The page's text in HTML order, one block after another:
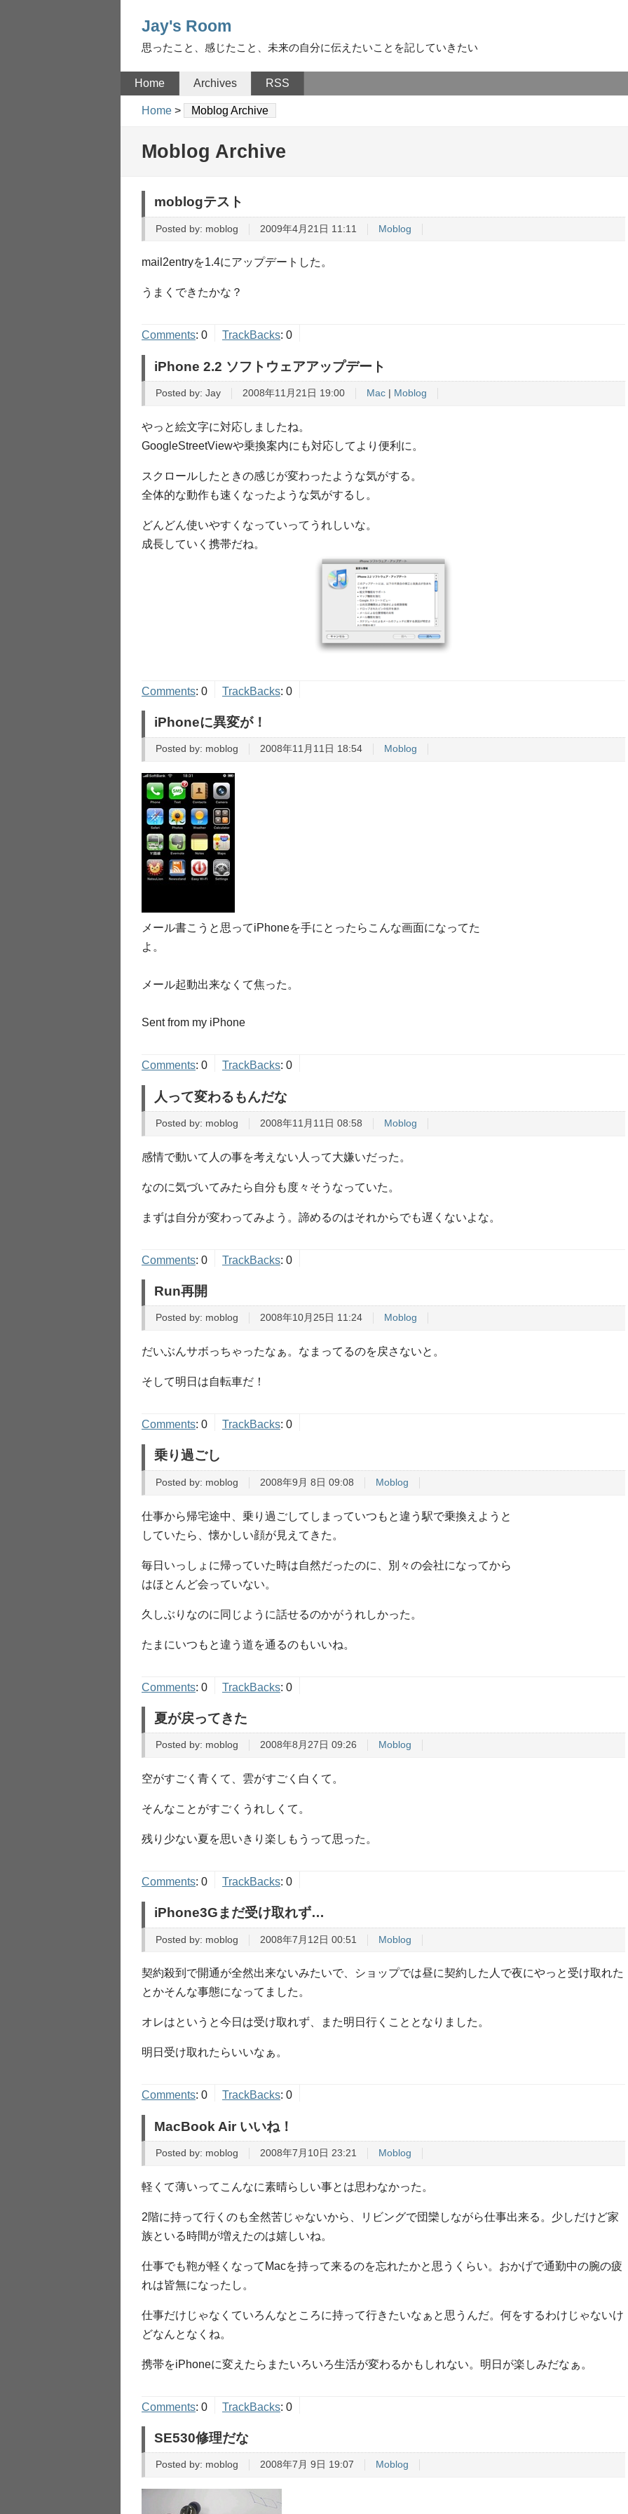
Jay's Room
思ったこと、感じたこと、未来の自分に伝えたいことを記していきたい
Home Archives RSS
Home > Moblog Archive
Moblog Archive
moblogテスト
Posted by: moblog 2009年4月21日 11:11 Moblog
mail2entryを1.4にアップデートした。
うまくできたかな？
Comments: 0 TrackBacks: 0
iPhone 2.2 ソフトウェアアップデート
Posted by: Jay 2008年11月21日 19:00 Mac Moblog
やっと絵文字に対応しましたね。
GoogleStreetViewや乗換案内にも対応してより便利に。
スクロールしたときの感じが変わったような気がする。
全体的な動作も速くなったような気がするし。
どんどん使いやすくなっていってうれしいな。
成長していく携帯だね。
Comments: 0 TrackBacks: 0
iPhoneに異変が！
Posted by: moblog 2008年11月11日 18:54 Moblog
メール書こうと思ってiPhoneを手にとったらこんな画面になってた
よ。
メール起動出来なくて焦った。
Sent from my iPhone
Comments: 0 TrackBacks: 0
人って変わるもんだな
Posted by: moblog 2008年11月11日 08:58 Moblog
感情で動いて人の事を考えない人って大嫌いだった。
なのに気づいてみたら自分も度々そうなっていた。
まずは自分が変わってみよう。諦めるのはそれからでも遅くないよな。
Comments: 0 TrackBacks: 0
Run再開
Posted by: moblog 2008年10月25日 11:24 Moblog
だいぶんサボっちゃったなぁ。なまってるのを戻さないと。
そして明日は自転車だ！
Comments: 0 TrackBacks: 0
乗り過ごし
Posted by: moblog 2008年9月 8日 09:08 Moblog
仕事から帰宅途中、乗り過ごしてしまっていつもと違う駅で乗換えようと
していたら、懐かしい顔が見えてきた。
毎日いっしょに帰っていた時は自然だったのに、別々の会社になってから
はほとんど会っていない。
久しぶりなのに同じように話せるのかがうれしかった。
たまにいつもと違う道を通るのもいいね。
Comments: 0 TrackBacks: 0
夏が戻ってきた
Posted by: moblog 2008年8月27日 09:26 Moblog
空がすごく青くて、雲がすごく白くて。
そんなことがすごくうれしくて。
残り少ない夏を思いきり楽しもうって思った。
Comments: 0 TrackBacks: 0
iPhone3Gまだ受け取れず…
Posted by: moblog 2008年7月12日 00:51 Moblog
契約殺到で開通が全然出来ないみたいで、ショップでは昼に契約した人で夜にやっと受け取れた
とかそんな事態になってました。
オレはというと今日は受け取れず、また明日行くこととなりました。
明日受け取れたらいいなぁ。
Comments: 0 TrackBacks: 0
MacBook Air いいね！
Posted by: moblog 2008年7月10日 23:21 Moblog
軽くて薄いってこんなに素晴らしい事とは思わなかった。
2階に持って行くのも全然苦じゃないから、リビングで団欒しながら仕事出来る。少しだけど家
族といる時間が増えたのは嬉しいね。
仕事でも鞄が軽くなってMacを持って来るのを忘れたかと思うくらい。おかげで通勤中の腕の疲
れは皆無になったし。
仕事だけじゃなくていろんなところに持って行きたいなぁと思うんだ。何をするわけじゃないけ
どなんとなくね。
携帯をiPhoneに変えたらまたいろいろ生活が変わるかもしれない。明日が楽しみだなぁ。
Comments: 0 TrackBacks: 0
SE530修理だな
Posted by: moblog 2008年7月 9日 19:07 Moblog